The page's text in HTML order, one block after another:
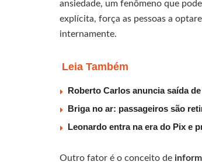
ansiedade, um fenômeno que
explícita, força as pessoas a
internamente.
Leia Também
Roberto Carlos anuncia saída
Briga no ar: passageiros são
Leonardo entra na era do Pix e
Outro fator é o conceito de